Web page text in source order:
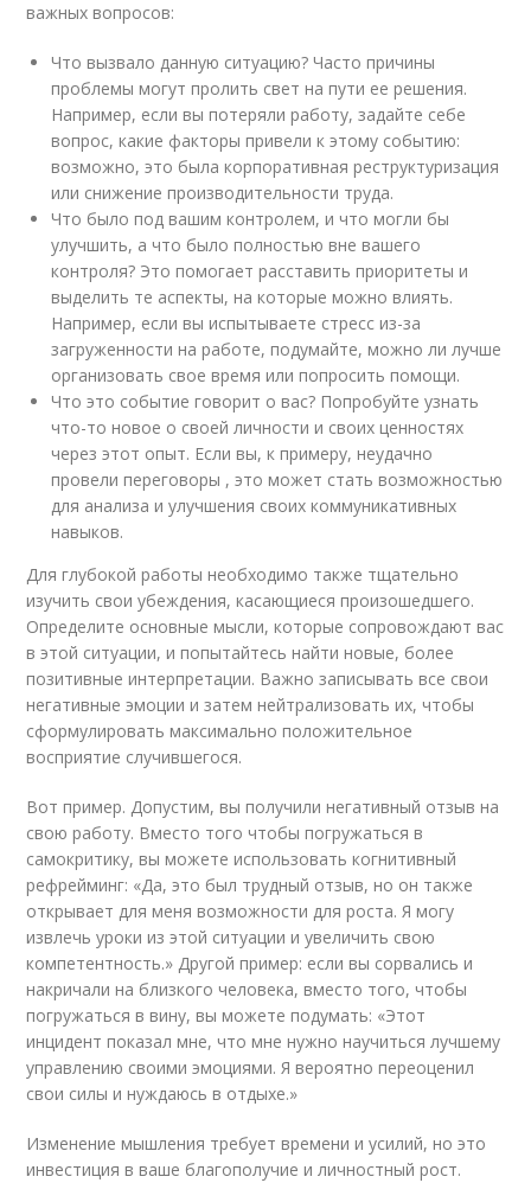
важных вопросов:
Что вызвало данную ситуацию? Часто причины
проблемы могут пролить свет на пути ее решения.
Например, если вы потеряли работу, задайте себе
вопрос, какие факторы привели к этому событию:
возможно, это была корпоративная реструктуризация
или снижение производительности труда.
Что было под вашим контролем, и что могли бы
улучшить, а что было полностью вне вашего
контроля? Это помогает расставить приоритеты и
выделить те аспекты, на которые можно влиять.
Например, если вы испытываете стресс из-за
загруженности на работе, подумайте, можно ли лучше
организовать свое время или попросить помощи.
Что это событие говорит о вас? Попробуйте узнать
что-то новое о своей личности и своих ценностях
через этот опыт. Если вы, к примеру, неудачно
провели переговоры , это может стать возможностью
для анализа и улучшения своих коммуникативных
навыков.
Для глубокой работы необходимо также тщательно
изучить свои убеждения, касающиеся произошедшего.
Определите основные мысли, которые сопровождают вас
в этой ситуации, и попытайтесь найти новые, более
позитивные интерпретации. Важно записывать все свои
негативные эмоции и затем нейтрализовать их, чтобы
сформулировать максимально положительное
восприятие случившегося.
Вот пример. Допустим, вы получили негативный отзыв на
свою работу. Вместо того чтобы погружаться в
самокритику, вы можете использовать когнитивный
рефрейминг: «Да, это был трудный отзыв, но он также
открывает для меня возможности для роста. Я могу
извлечь уроки из этой ситуации и увеличить свою
компетентность.» Другой пример: если вы сорвались и
накричали на близкого человека, вместо того, чтобы
погружаться в вину, вы можете подумать: «Этот
инцидент показал мне, что мне нужно научиться лучшему
управлению своими эмоциями. Я вероятно переоценил
свои силы и нуждаюсь в отдыхе.»
Изменение мышления требует времени и усилий, но это
инвестиция в ваше благополучие и личностный рост.